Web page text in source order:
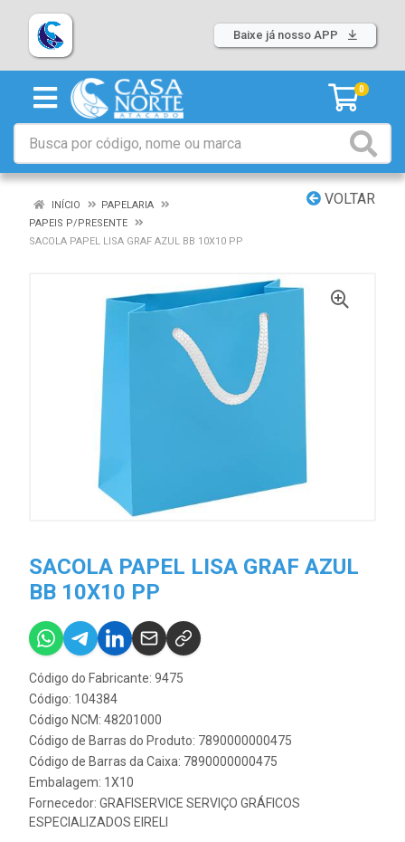
Baixe já nosso APP
0
VOLTAR
INÍCIO
PAPELARIA
PAPEIS P/PRESENTE
SACOLA PAPEL LISA GRAF AZUL BB 10X10 PP
SACOLA PAPEL LISA GRAF AZUL
BB 10X10 PP
Código do Fabricante: 9475
Código: 104384
Código NCM: 48201000
Código de Barras do Produto: 7890000000475
Código de Barras da Caixa: 7890000000475
Embalagem: 1X10
Fornecedor: GRAFISERVICE SERVIÇO GRÁFICOS
ESPECIALIZADOS EIRELI